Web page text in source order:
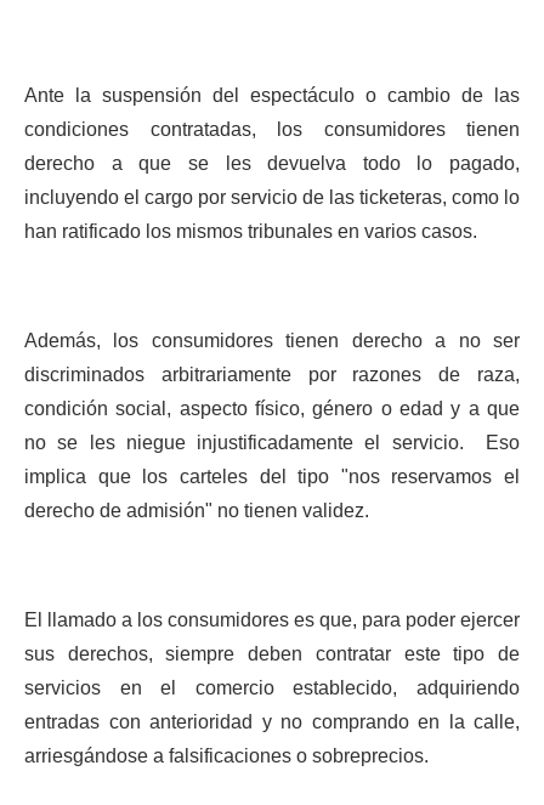
Ante la suspensión del espectáculo o cambio de las
condiciones contratadas, los consumidores tienen
derecho a que se les devuelva todo lo pagado,
incluyendo el cargo por servicio de las ticketeras, como lo
han ratificado los mismos tribunales en varios casos.
Además, los consumidores tienen derecho a no ser
discriminados arbitrariamente por razones de raza,
condición social, aspecto físico, género o edad y a que
no se les niegue injustificadamente el servicio.
Eso
implica que los carteles del tipo "nos reservamos el
derecho de admisión" no tienen validez.
El llamado a los consumidores es que, para poder ejercer
sus derechos, siempre deben contratar este tipo de
servicios en el comercio establecido, adquiriendo
entradas con anterioridad y no comprando en la calle,
arriesgándose a falsificaciones o sobreprecios.